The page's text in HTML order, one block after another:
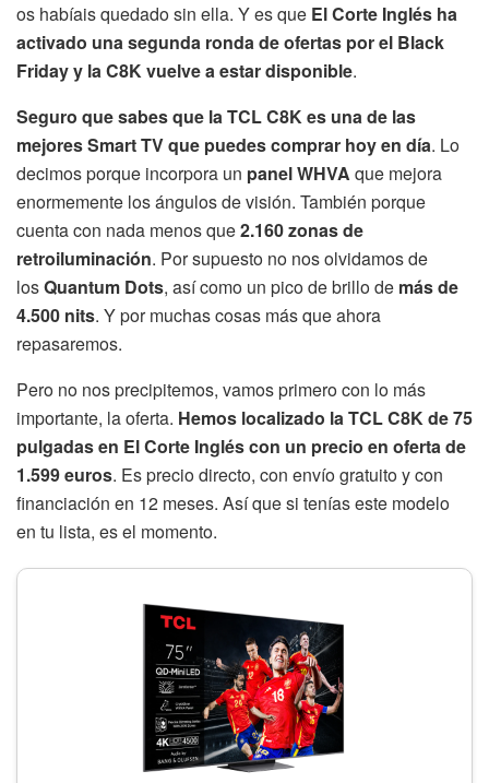
os habíais quedado sin ella. Y es que El Corte Inglés ha
activado una segunda ronda de ofertas por el Black
Friday y la C8K vuelve a estar disponible.
Seguro que sabes que la TCL C8K es una de las
mejores Smart TV que puedes comprar hoy en día. Lo
decimos porque incorpora un panel WHVA que mejora
enormemente los ángulos de visión. También porque
cuenta con nada menos que2.160 zonas de
retroiluminación. Por supuesto no nos olvidamos de
losQuantum Dots, así como un pico de brillo de más de
4.500 nits. Y por muchas cosas más que ahora
repasaremos.
Pero no nos precipitemos, vamos primero con lo más
importante, la oferta. Hemos localizado la TCL C8K de 75
pulgadas en El Corte Inglés con un precio en oferta de
1.599 euros. Es precio directo, con envío gratuito y con
financiación en 12 meses. Así que si tenías este modelo
en tu lista, es el momento.